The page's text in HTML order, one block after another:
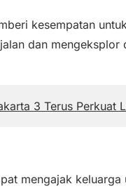
kesempatan
dan
3 Terus Perkuat
mengajak